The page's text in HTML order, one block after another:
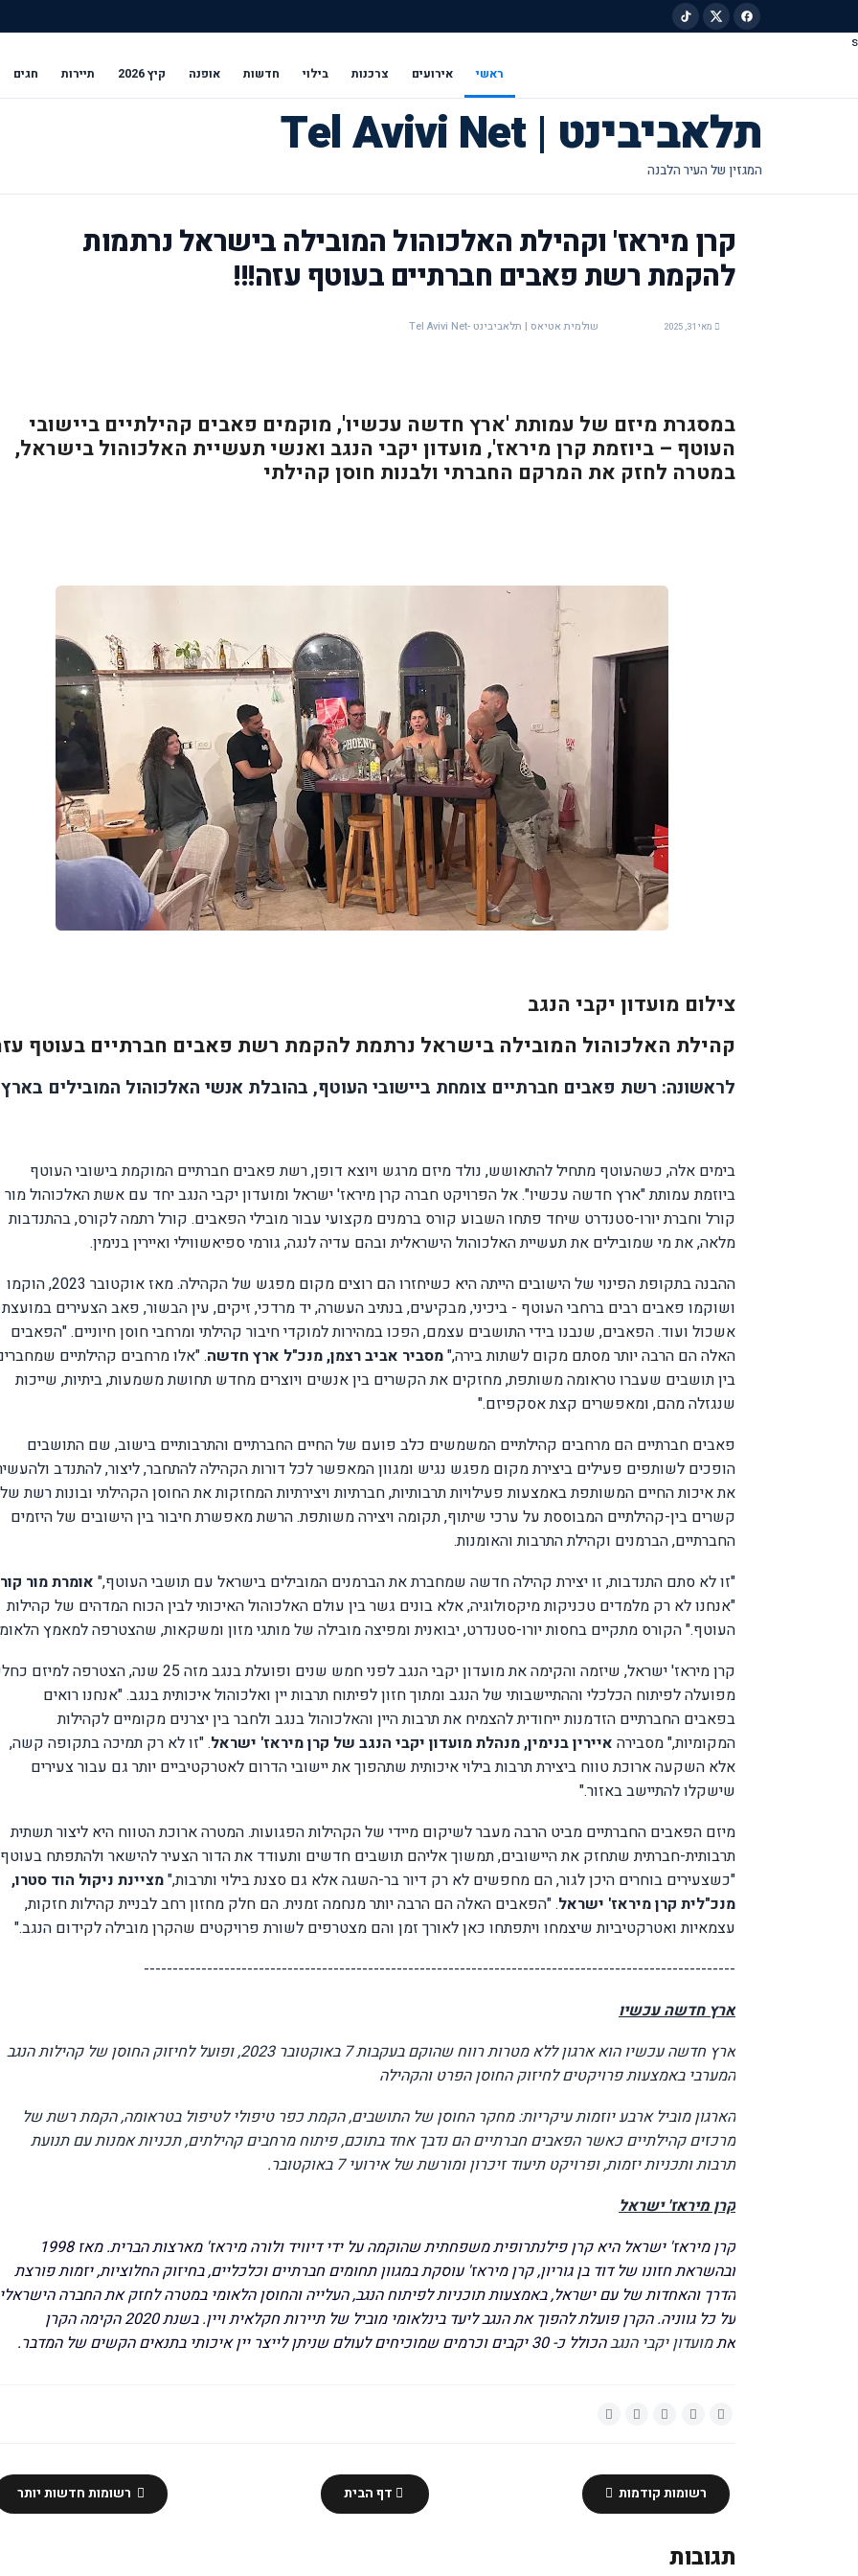
s
ראשי אירועים צרכנות בילוי חדשות אופנה קיץ 2026 תיירות חגים
תלאביבינט | Tel Avivi Net
קרן מיראז' וקהילת האלכוהול המובילה בישראל נרתמות
להקמת רשת פאבים חברתיים בעוטף עזה!!!
מאי 31, 2025 שולמית אטיאס | תלאביבינט -Tel Avivi Net
במסגרת מיזם של עמותת 'ארץ חדשה עכשיו', מוקמים פאבים קהילתיים ביישובי
העוטף – ביוזמת קרן מיראז', מועדון יקבי הנגב ואנשי תעשיית האלכוהול בישראל,
במטרה לחזק את המרקם החברתי ולבנות חוסן קהילתי
צילום מועדון יקבי הנגב
קהילת האלכוהול המובילה בישראל נרתמת להקמת רשת פאבים חברתיים בעוטף
לראשונה: רשת פאבים חברתיים צומחת ביישובי העוטף, בהובלת אנשי האלכוהול המובילים
בימים אלה, כשהעוטף מתחיל להתאושש, נולד מיזם מרגש ויוצא דופן, רשת פאבים חברתיים המוקמת בישובי העוטף
ביוזמת עמותת "ארץ חדשה עכשיו". אל הפרויקט חברה קרן מיראז' ישראל ומועדון יקבי הנגב יחד עם אשת האלכוהול מור
קורל וחברת יורו-סטנדרט שיחד פתחו השבוע קורס ברמנים מקצועי עבור מובילי הפאבים. קורל רתמה לקורס, בהתנדבות
מלאה, את מי שמובילים את תעשיית האלכוהול הישראלית ובהם עדיה לנגה, גורמי ספיאשווילי ואיירין בנימין.
ההבנה בתקופת הפינוי של הישובים הייתה היא כשיחזרו הם רוצים מקום מפגש של הקהילה. מאז אוקטובר 2023, הוקמו
ושוקמו פאבים רבים ברחבי העוטף - ביכיני, מבקיעים, בנתיב העשרה, יד מרדכי, זיקים, עין הבשור, פאב הצעירים במועצת
אשכול ועוד. הפאבים, שנבנו בידי התושבים עצמם, הפכו במהירות למוקדי חיבור קהילתי ומרחבי חוסן חיוניים. "הפאבים
האלה הם הרבה יותר מסתם מקום לשתות בירה,"מסביר אביב רצמן, מנכ"ל ארץ חדשה. "אלו מרחבים קהילתיים
בין תושבים שעברו טראומה משותפת, מחזקים את הקשרים בין אנשים ויוצרים מחדש תחושת משמעות, ביתיות, שייכות
שנגזלה מהם, ומאפשרים קצת אסקפיזם."
פאבים חברתיים הם מרחבים קהילתיים המשמשים כלב פועם של החיים החברתיים והתרבותיים בישוב, שם התושבים
הופכים לשותפים פעילים ביצירת מקום מפגש נגיש ומגוון המאפשר לכל דורות הקהילה להתחבר, ליצור, להתנדב
את איכות החיים המשותפת באמצעות פעילויות תרבותיות, חברתיות ויצירתיות המחזקות את החוסן הקהילתי ובונות רשת של
קשרים בין-קהילתיים המבוססת על ערכי שיתוף, תקומה ויצירה משותפת.הרשת מאפשרת חיבור בין הישובים של היזמים
החברתיים, הברמנים וקהילת התרבות והאומנות.
"זו לא סתם התנדבות, זו יצירת קהילה חדשה שמחברת את הברמנים המובילים בישראל עם תושבי העוטף," אומרת מור
"אנחנו לא רק מלמדים טכניקות מיקסולוגיה, אלא בונים גשר בין עולם האלכוהול האיכותי לבין הכוח המדהים של קהילות
העוטף." הקורס מתקיים בחסות יורו-סטנדרט, יבואנית ומפיצה מובילה של מותגי מזון ומשקאות, שהצטרפה למאמץ
קרן מיראז' ישראל, שיזמה והקימה את מועדון יקבי הנגב לפני חמש שנים ופועלת בנגב מזה 25 שנה, הצטרפה
מפועלה לפיתוח הכלכלי וההתיישבותי של הנגב ומתוך חזון לפיתוח תרבות יין ואלכוהול איכותית בנגב. "אנחנו רואים
בפאבים החברתיים הזדמנות ייחודית להצמיח את תרבות היין והאלכוהול בנגב ולחבר בין יצרנים מקומיים לקהילות
המקומיות," מסבירה איירין בנימין, מנהלת מועדון יקבי הנגב של קרן מיראז' ישראל. "זו לא רק תמיכה בתקופה קשה,
אלא השקעה ארוכת טווח ביצירת תרבות בילוי איכותית שתהפוך את יישובי הדרום לאטרקטיביים יותר גם עבור צעירים
שישקלו להתיישב באזור."
מיזם הפאבים החברתיים מביט הרבה מעבר לשיקום מיידי של הקהילות הפגועות. המטרה ארוכת הטווח היא ליצור תשתית
תרבותית-חברתית שתחזק את היישובים, תמשוך אליהם תושבים חדשים ותעודד את הדור הצעיר להישאר ולהתפתח
"כשצעירים בוחרים היכן לגור, הם מחפשים לא רק דיור בר-השגה אלא גם סצנת בילוי ותרבות,"מציינת ניקול הוד סטרו,
מנכ"לית קרן מיראז' ישראל. "הפאבים האלה הם הרבה יותר מנחמה זמנית. הם חלק מחזון רחב לבניית קהילות חזקות,
עצמאיות ואטרקטיביות שיצמחו ויתפתחו כאן לאורך זמן והם מצטרפים לשורת פרויקטים שהקרן מובילה לקידום הנגב."
------------------------------
------------------------------
------------------------------
-------------
ארץ חדשה עכשיו
ארץ חדשה עכשיו הוא ארגון ללא מטרות רווח שהוקם בעקבות 7 באוקטובר 2023, ופועל לחיזוק החוסן של קהילות הנגב
המערבי באמצעות פרויקטים לחיזוק החוסן הפרט והקהילה
הארגון מוביל ארבע יוזמות עיקריות: מחקר החוסן של התושבים, הקמת כפר טיפולי לטיפול בטראומה, הקמת רשת של
מרכזים קהילתיים כאשר הפאבים חברתיים הם נדבך אחד בתוכם, פיתוח מרחבים קהילתים, תכניות אמנות עם תנועת
תרבות ותכניות יזמות, ופרויקט תיעוד זיכרון ומורשת של אירועי 7 באוקטובר
.
קרן מיראז' ישראל
קרן מיראז' ישראל היא קרן פילנתרופית משפחתית שהוקמה על ידי דיוויד ולורה מיראז' מארצות הברית. מאז 1998
ובהשראת חזונו של דוד בן גוריון, קרן מיראז' עוסקת במגוון תחומים חברתיים וכלכליים, בחיזוק החלוציות, יזמות פורצת
הדרך והאחדות של עם ישראל, באמצעות תוכניות לפיתוח הנגב, העלייה והחוסן הלאומי במטרה לחזק את החברה
על כל גווניה. הקרן פועלת להפוך את הנגב ליעד בינלאומי מוביל של תיירות חקלאית ויין. בשנת 2020 הקימה הקרן
אתמועדון יקבי הנגבהכולל כ- 30 יקבים וכרמים שמוכיחים לעולם שניתן לייצר יין איכותי בתנאים הקשים של המדבר.
רשומות חדשות יותר רשומות קודמות דף הבית
תגובות